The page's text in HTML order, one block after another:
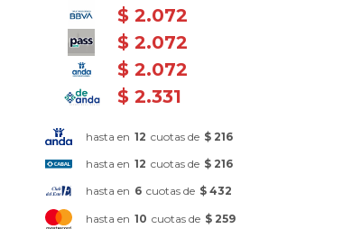
$ 2.072
$ 2.072
$ 2.072
$ 2.331
hasta en 12 cuotas de $ 216
hasta en 12 cuotas de $ 216
hasta en 6 cuotas de $ 432
hasta en 10 cuotas de $ 259